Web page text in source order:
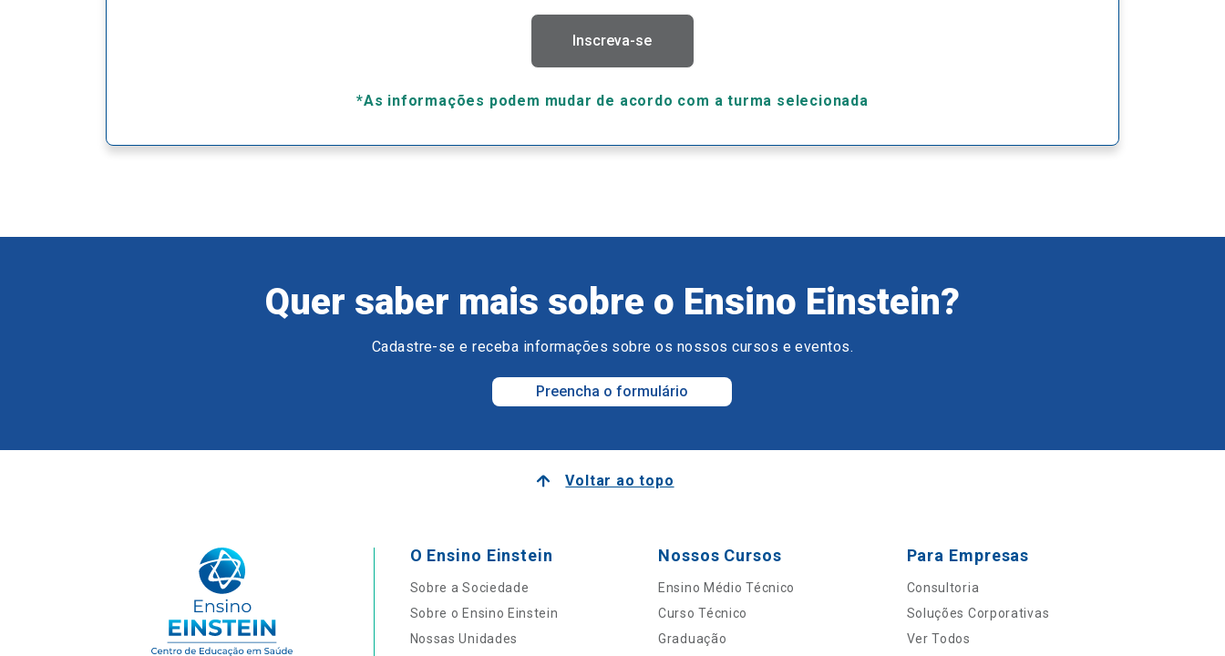
Inscreva-se
*As informações podem mudar de acordo com a turma selecionada
Quer saber mais sobre o Ensino Einstein?
Cadastre-se e receba informações sobre os nossos cursos e eventos.
Preencha o formulário
Voltar ao topo
O Ensino Einstein
Sobre a Sociedade
Sobre o Ensino Einstein
Nossas Unidades
Nossos Cursos
Ensino Médio Técnico
Curso Técnico
Graduação
Para Empresas
Consultoria
Soluções Corporativas
Ver Todos